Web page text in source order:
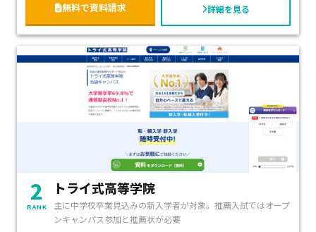
無料で資料請求 詳細を見る
2
RANK
トライ式高等学院
主に中学校卒業見込みの新入学者が対象。推薦入試ではオープ
ンキャンパス参加と推薦状が必要